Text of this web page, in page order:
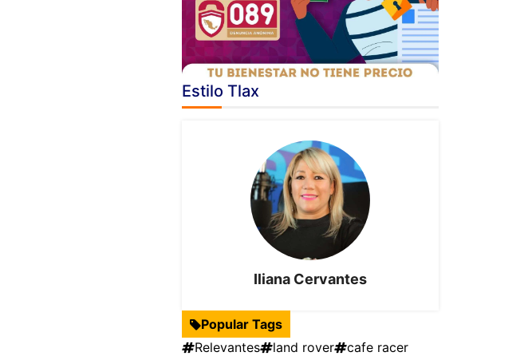
Estilo Tlax
Iliana Cervantes
Popular Tags
Relevantes
land rover
cafe racer